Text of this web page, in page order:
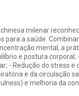
milenar
para a saúde.
mental, a
e postura corporal;
- Redução do stress e
e da circulação
e melhoria da